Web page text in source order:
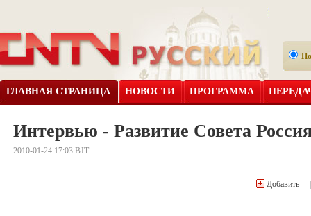
ГЛАВНАЯ СТРАНИЦА НОВОСТИ ПРОГРАММА
Интервью - Развитие Совета
2010-01-24 17:03 BJT
Добавить